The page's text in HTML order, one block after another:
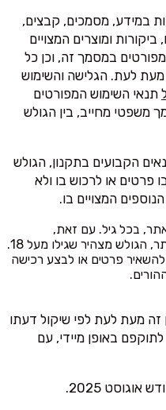
במידע, מסמכים, קבצים,
ומוצרים המצויים
במסמך זה, וכן כל
לעת. הגלישה והשימוש
תנאי השימוש המפורטים
משפטי מחייב, בין הגולש
הקבועים בתקנון, הגולש
או לרכוש בו ולא
המצויים בו.
בכל גיל. עם זאת,
בהשארת פרטים או רכישה באתר, הגולש מצהיר שגילו מעל 18.
פרטים או לבצע רכישה
מעת לעת לפי שיקול דעתו
לתוקפם באופן מיידי, עם